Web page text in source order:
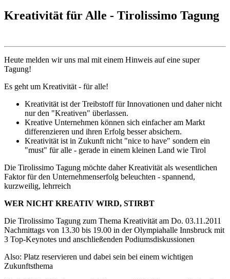
Kreativität für Alle - Tirolissimo Tagung
Heute melden wir uns mal mit einem Hinweis auf eine super
Tagung!
Es geht um Kreativität - für alle!
Kreativität ist der Treibstoff für Innovationen und daher nicht
nur den "Kreativen" überlassen.
Kreative Unternehmen können sich einfacher am Markt
differenzieren und ihren Erfolg besser absichern.
Kreativität ist in Zukunft nicht "nice to have" sondern ein
"must" für alle - gerade in einem kleinen Land wie Tirol
Die Tirolissimo Tagung möchte daher Kreativität als wesentlichen
Faktor für den Unternehmenserfolg beleuchten - spannend,
kurzweilig, lehrreich
WER NICHT KREATIV WIRD, STIRBT
Die Tirolissimo Tagung zum Thema Kreativität am Do. 03.11.2011
Nachmittags von 13.30 bis 19.00 in der Olympiahalle Innsbruck mit
3 Top-Keynotes und anschließenden Podiumsdiskussionen
Also: Platz reservieren und dabei sein bei einem wichtigen
Zukunftsthema